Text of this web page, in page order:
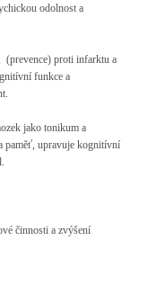
odolnost a
(prevence) proti infarktu a
funkce a
jako tonikum a
paměť, upravuje kognitívní
činnosti a zvýšení